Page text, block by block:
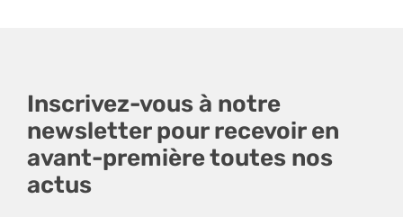
Inscrivez-vous à notre
newsletter pour recevoir en
avant-première toutes nos
actus